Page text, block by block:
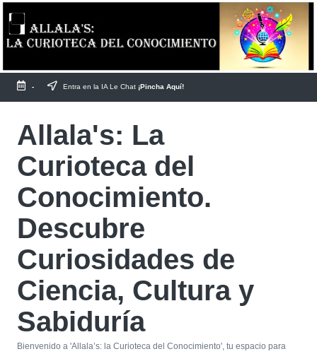
Saltar
al
- Entra en la IA Le Chat ¡Pincha Aquí!
Allala's: La
Curioteca del
Conocimiento.
Descubre
Curiosidades de
Ciencia, Cultura y
Sabiduría
Bienvenido a 'Allala’s: la Curioteca del Conocimiento', tu espacio para